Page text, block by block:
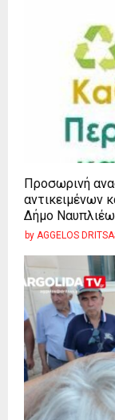
Προσωρινή
αντικειμένων
Δήμο
by AGGELOS